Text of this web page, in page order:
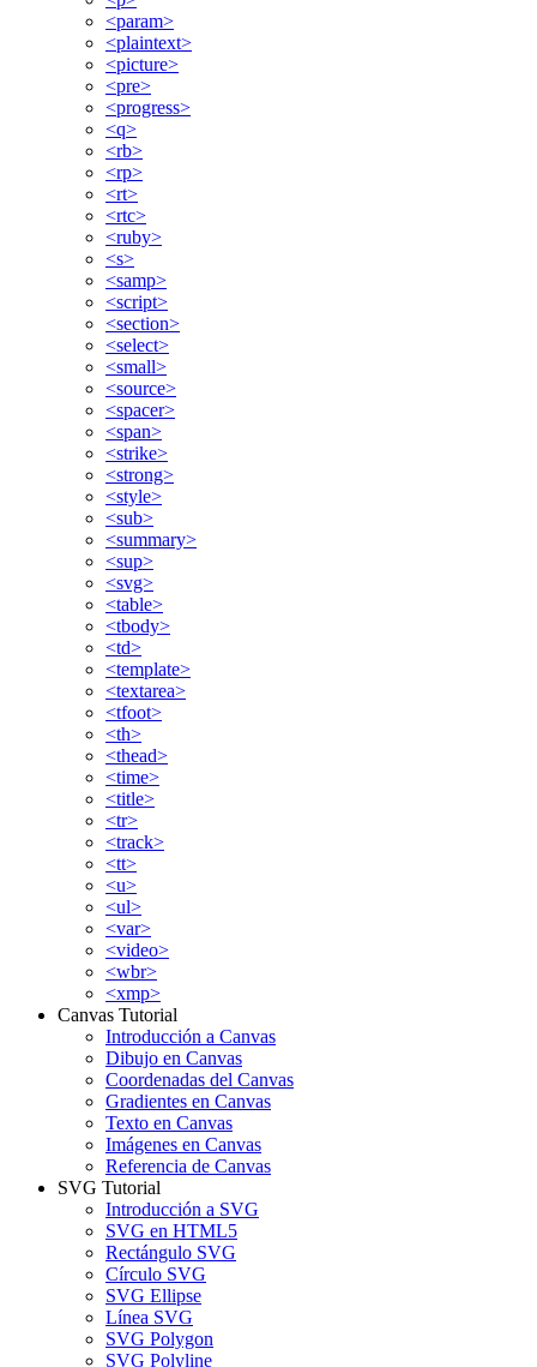
<param>
<plaintext>
<picture>
<pre>
<progress>
<q>
<rb>
<rp>
<rt>
<rtc>
<ruby>
<s>
<samp>
<script>
<section>
<select>
<small>
<source>
<spacer>
<span>
<strike>
<strong>
<style>
<sub>
<summary>
<sup>
<svg>
<table>
<tbody>
<td>
<template>
<textarea>
<tfoot>
<th>
<thead>
<time>
<title>
<tr>
<track>
<tt>
<u>
<ul>
<var>
<video>
<wbr>
<xmp>
Canvas Tutorial
Introducción a Canvas
Dibujo en Canvas
Coordenadas del Canvas
Gradientes en Canvas
Texto en Canvas
Imágenes en Canvas
Referencia de Canvas
SVG Tutorial
Introducción a SVG
SVG en HTML5
Rectángulo SVG
Círculo SVG
SVG Ellipse
Línea SVG
SVG Polygon
SVG Polyline